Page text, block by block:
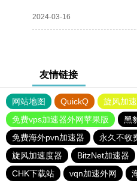
2024-03-16
友情链接
网站地图 QuickQ 旋风加
免费vps加速器外网苹果版
黑
免费海外pvn加速器
永久不收
旋风加速度器
BitzNet加速器
CHK下载站
vqn加速外网